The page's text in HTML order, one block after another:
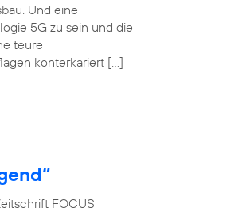
Und eine
5G zu sein und die
teure
konterkariert […]
FOCUS